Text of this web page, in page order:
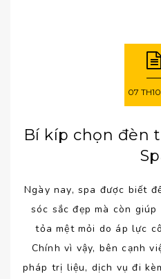
07 TH10
Bí kíp chọn đèn
Ngày nay, spa được biết
sóc sắc đẹp mà còn
tỏa mệt mỏi do áp lực
Chính vì vậy, bên cạnh
pháp trị liệu, dịch vụ đi